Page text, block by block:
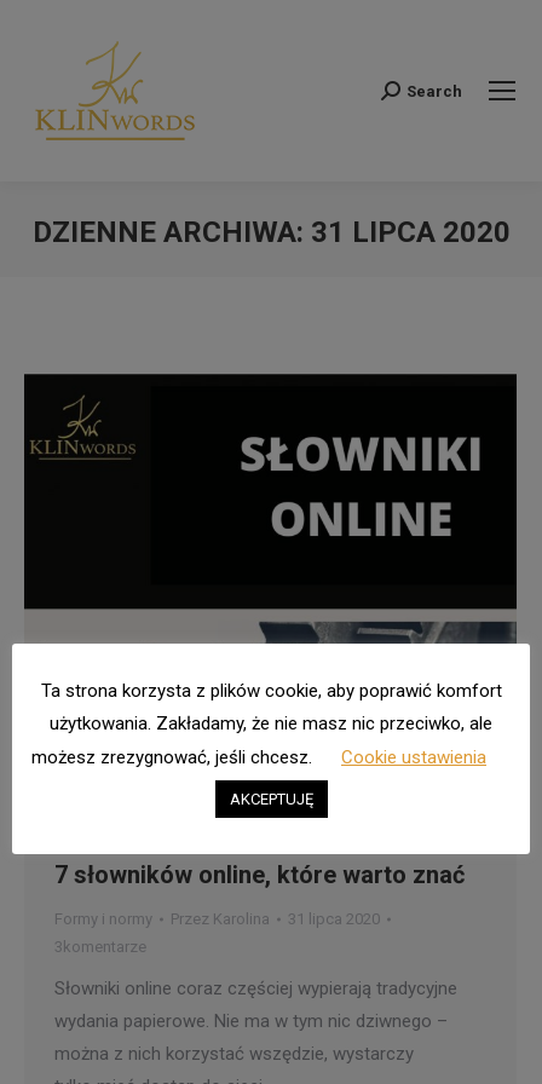
Szukaj:Search
DZIENNE ARCHIWA: 31 LIPCA 2020
7 słowników online, które warto znać
Formy i normy Przez Karolina
31 lipca 2020
3komentarze
Słowniki online coraz częściej wypierają tradycyjne
wydania papierowe. Nie ma w tym nic dziwnego –
można z nich korzystać wszędzie, wystarczy
Ta strona korzysta z plików cookie, aby poprawić komfort
użytkowania. Zakładamy, że nie masz nic przeciwko, ale
możesz zrezygnować, jeśli chcesz.
Cookie ustawienia
AKCEPTUJĘ